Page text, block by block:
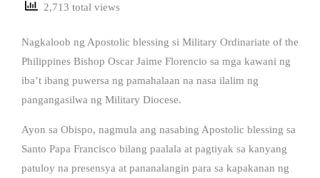
2,713 total views
Nagkaloob ng Apostolic blessing si Military Ordinariate of the
Philippines Bishop Oscar Jaime Florencio sa mga kawani ng
iba’t ibang puwersa ng pamahalaan na nasa ilalim ng
pangangasilwa ng Military Diocese.
Ayon sa Obispo, nagmula ang nasabing Apostolic blessing sa
Santo Papa Francisco bilang paalala at pagtiyak sa kanyang
patuloy na presensya at pananalangin para sa kapakanan ng